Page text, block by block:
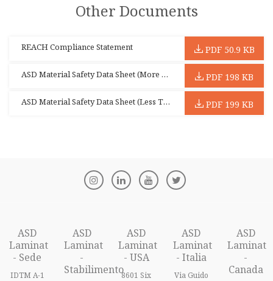
Other Documents
REACH Compliance Statement PDF 50.9 KB
ASD Material Safety Data Sheet (More Than 2mm) PDF 198 KB
ASD Material Safety Data Sheet (Less Than 2mm) PDF 199 KB
ASD
Laminat
- Sede
IDTM A-1
ASD
Laminat
-
Stabilimento
ASD
Laminat
- USA
8601 Six
ASD
Laminat
- Italia
Via Guido
ASD
Laminat
-
Canada